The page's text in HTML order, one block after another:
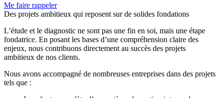
Me faire rappeler
Des projets ambitieux qui reposent sur de solides fondations
L’étude et le diagnostic ne sont pas une fin en soi, mais une étape
fondatrice. En posant les bases d’une compréhension claire des
enjeux, nous contribuons directement au succès des projets
ambitieux de nos clients.
Nous avons accompagné de nombreuses entreprises dans des projets
tels que :